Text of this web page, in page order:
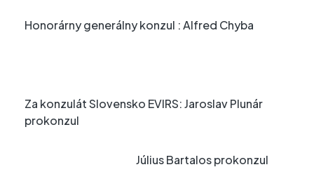
Honorárny generálny konzul : Alfred Chyba
Za konzulát Slovensko EVIRS: Jaroslav Plunár
prokonzul
Július Bartalos prokonzul